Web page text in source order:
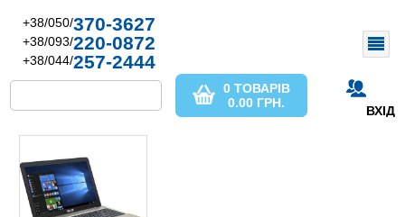
+38/050/370-3627
+38/093/220-0872
+38/044/257-2444
ВХІД
0 ТОВАРІВ
0.00 ГРН.